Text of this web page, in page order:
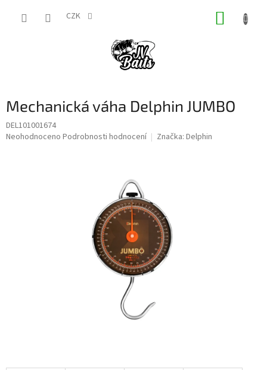
CZK
Mechanická váha Delphin JUMBO
DEL101001674
Průměrné
Neohodnoceno Podrobnosti hodnocení Značka: Delphin